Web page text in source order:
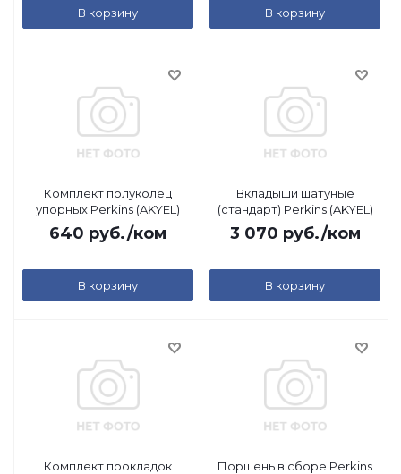
В корзину В корзину
Комплект полуколец
упорных Perkins (AKYEL)
640 руб./ком
В корзину
Вкладыши шатуные
(стандарт) Perkins (AKYEL)
3 070 руб./ком
В корзину
Комплект прокладок
Поршень в сборе Perkins